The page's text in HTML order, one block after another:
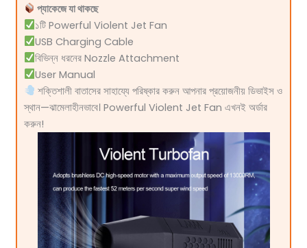
প্যাকেজে যা থাকছে
১টি Powerful Violent Jet Fan
USB Charging Cable
বিভিন্ন ধরনের Nozzle Attachment
User Manual
শক্তিশালী বাতাসের সাহায্যে পরিষ্কার করুন আপনার প্রয়োজনীয় ডিভাইস ও
স্থান—ঝামেলাহীনভাবে। Powerful Violent Jet Fan এখনই অর্ডার
করুন!